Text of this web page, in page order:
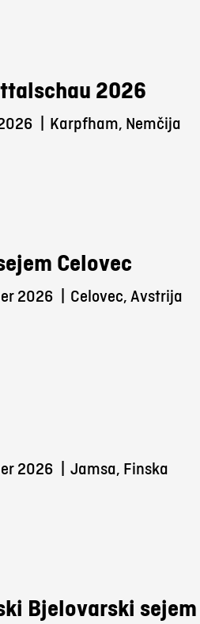
2026
Karpfham, Nemčija
Celovec
2026 Celovec, Avstrija
2026 Jamsa, Finska
Bjelovarski sejem